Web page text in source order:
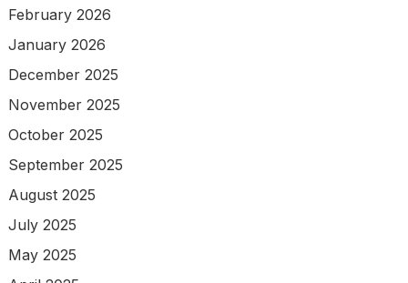
February 2026
January 2026
December 2025
November 2025
October 2025
September 2025
August 2025
July 2025
May 2025